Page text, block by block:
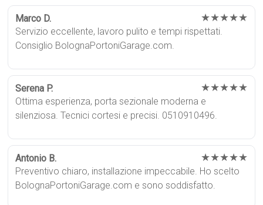
Marco D. ★★★★★
Servizio eccellente, lavoro pulito e tempi rispettati.
Consiglio BolognaPortoniGarage.com.
Serena P. ★★★★★
Ottima esperienza, porta sezionale moderna e
silenziosa. Tecnici cortesi e precisi. 0510910496.
Antonio B. ★★★★★
Preventivo chiaro, installazione impeccabile. Ho scelto
BolognaPortoniGarage.com e sono soddisfatto.